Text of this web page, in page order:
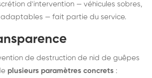
d'intervention — véhicules sobres,
adaptables — fait partie du service.
de destruction de nid de guêpes
plusieurs paramètres concrets :